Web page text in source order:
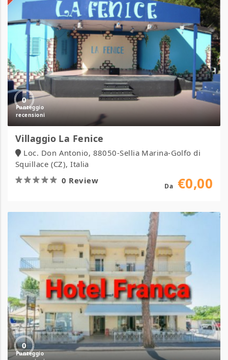
0
Villaggio La Fenice
Loc. Don Antonio, 88050-Sellia Marina-Golfo di
Squillace (CZ), Italia
0 Review
Da €0,00
0
Franca